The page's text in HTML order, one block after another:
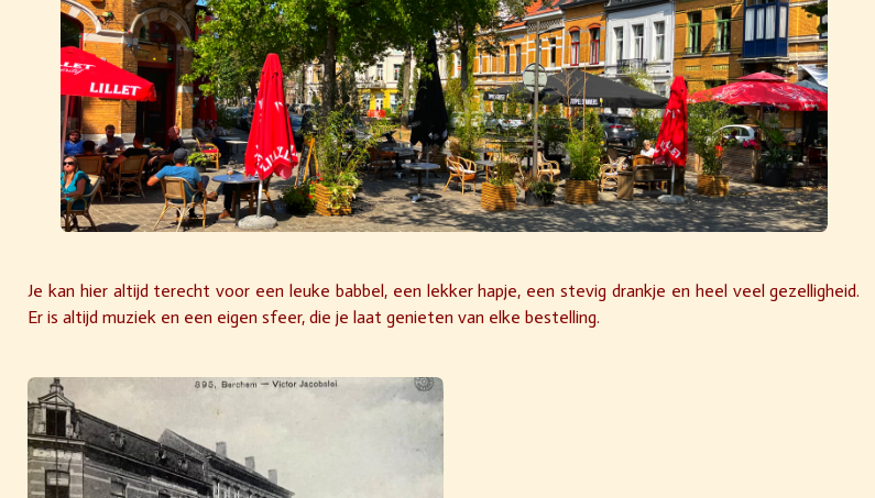
Je kan hier altijd terecht voor een leuke babbel, een lekker hapje, een stevig drankje en heel veel gezelligheid.
Er is altijd muziek en een eigen sfeer, die je laat genieten van elke bestelling.